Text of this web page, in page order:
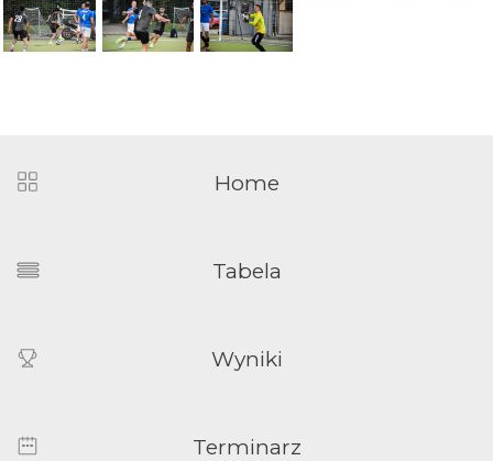
Home
Tabela
Wyniki
Terminarz